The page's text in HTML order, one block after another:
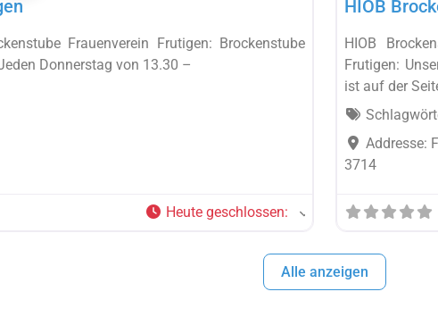
Frauenverein Frutigen: Brockenstube
Donnerstag von 13.30 –
Heute geschlossen:
HIOB
HIOB
Frutigen:
ist auf der
Addresse:
3714
Alle anzeigen